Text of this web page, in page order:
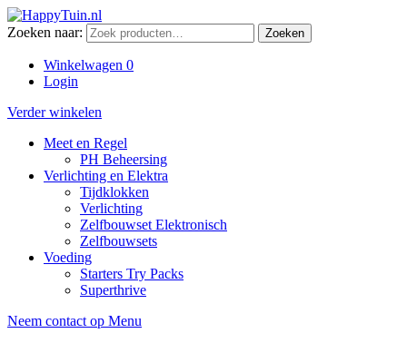
Zoeken naar: Zoeken
Winkelwagen 0
Login
Verder winkelen
Meet en Regel
PH Beheersing
Verlichting en Elektra
Tijdklokken
Verlichting
Zelfbouwset Elektronisch
Zelfbouwsets
Voeding
Starters Try Packs
Superthrive
Neem contact op Menu